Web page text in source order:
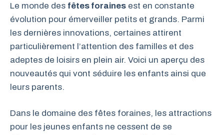
Le monde des fêtes foraines est en constante
évolution pour émerveiller petits et grands. Parmi
les dernières innovations, certaines attirent
particulièrement l’attention des familles et des
adeptes de loisirs en plein air. Voici un aperçu des
nouveautés qui vont séduire les enfants ainsi que
leurs parents.
Dans le domaine des fêtes foraines, les attractions
pour les jeunes enfants ne cessent de se